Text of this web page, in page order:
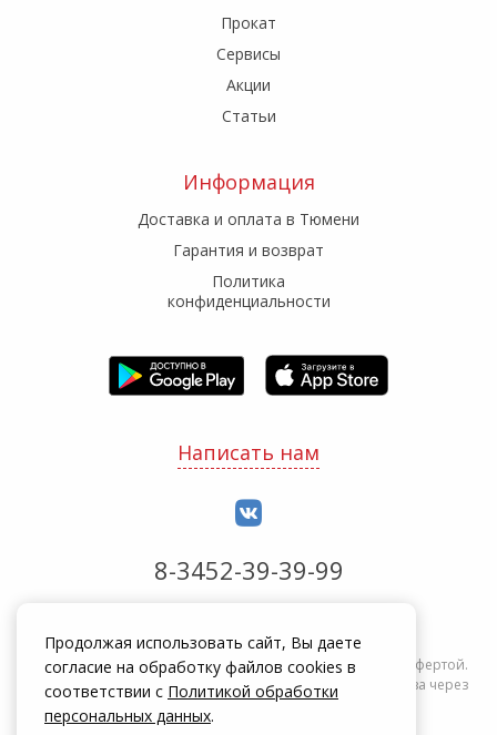
Прокат
Сервисы
Акции
Статьи
Информация
Доставка и оплата в Тюмени
Гарантия и возврат
Политика
конфиденциальности
Написать нам
8-3452-39-39-99
Информация на сайте zakrepi.ru не является публичной офертой.
Указанные цены действуют только при оформлении заказа через
интернет-магазин zakrepi.ru.
Продолжая использовать сайт, Вы даете
согласие на обработку файлов cookies в
соответствии с Политикой обработки
персональных данных.